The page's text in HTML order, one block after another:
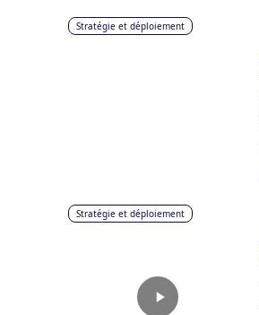
Stratégie et déploiement
Stratégie et déploiement